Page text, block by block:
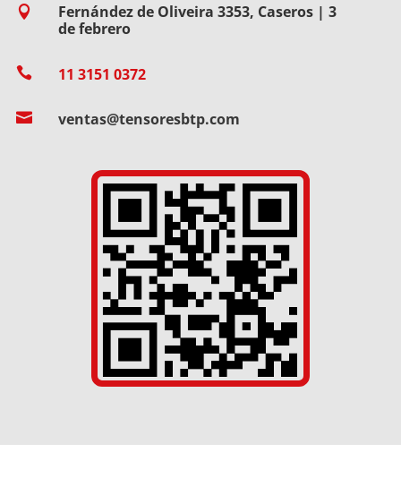

Fernández de Oliveira 3353, Caseros | 3
de febrero
 11 3151 0372
 ventas@tensoresbtp.com